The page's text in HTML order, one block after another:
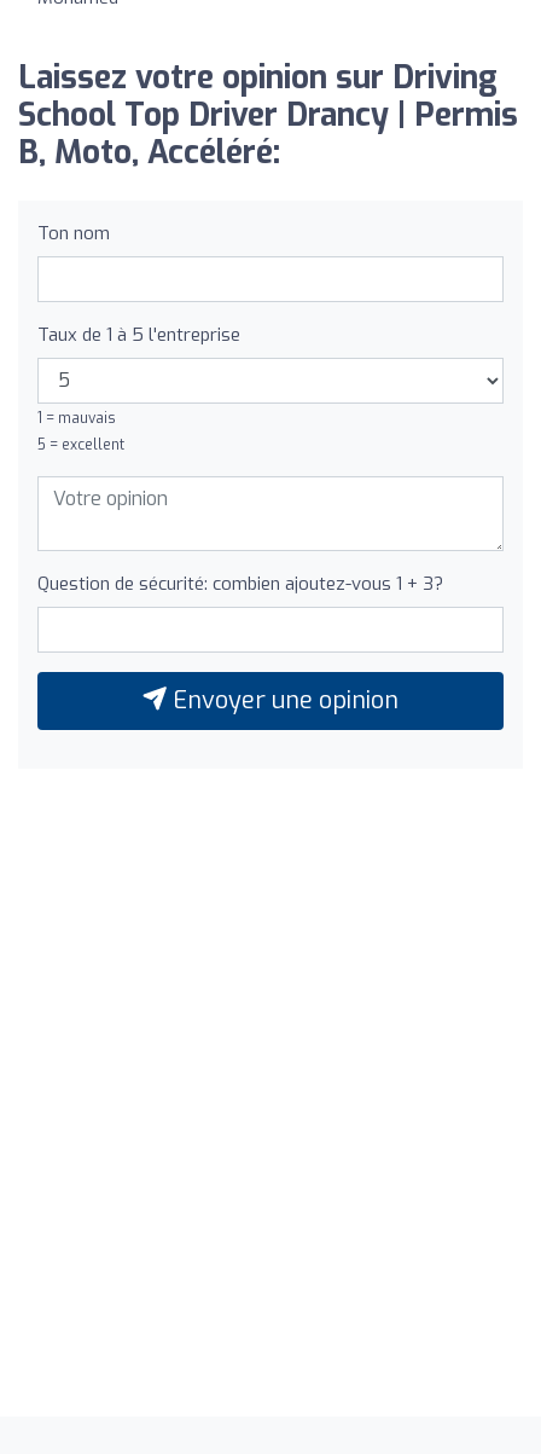
Laissez votre opinion sur Driving
School Top Driver Drancy | Permis
B, Moto, Accéléré:
Ton nom
Taux de 1 à 5 l'entreprise
1 = mauvais
5 = excellent
Question de sécurité: combien ajoutez-vous 1 + 3?
Envoyer une opinion